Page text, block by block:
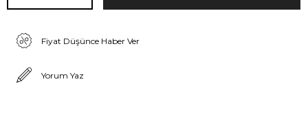
Fiyat Düşünce Haber Ver
Yorum Yaz